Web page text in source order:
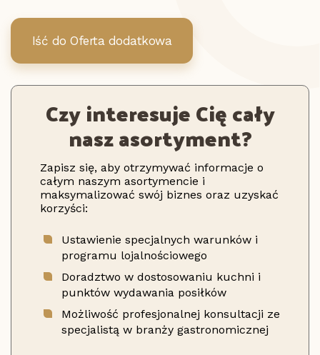
Iść do Oferta dodatkowa
Czy interesuje Cię cały
nasz asortyment?
Zapisz się, aby otrzymywać informacje o
całym naszym asortymencie i
maksymalizować swój biznes oraz uzyskać
korzyści:
Ustawienie specjalnych warunków i
programu lojalnościowego
Doradztwo w dostosowaniu kuchni i
punktów wydawania posiłków
Możliwość profesjonalnej konsultacji ze
specjalistą w branży gastronomicznej